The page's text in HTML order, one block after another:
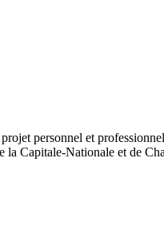
personnel et
Capitale-Nationale et de